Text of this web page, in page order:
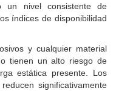
un nivel consistente de
índices de disponibilidad
y cualquier material
tienen un alto riesgo de
estática presente. Los
significativamente